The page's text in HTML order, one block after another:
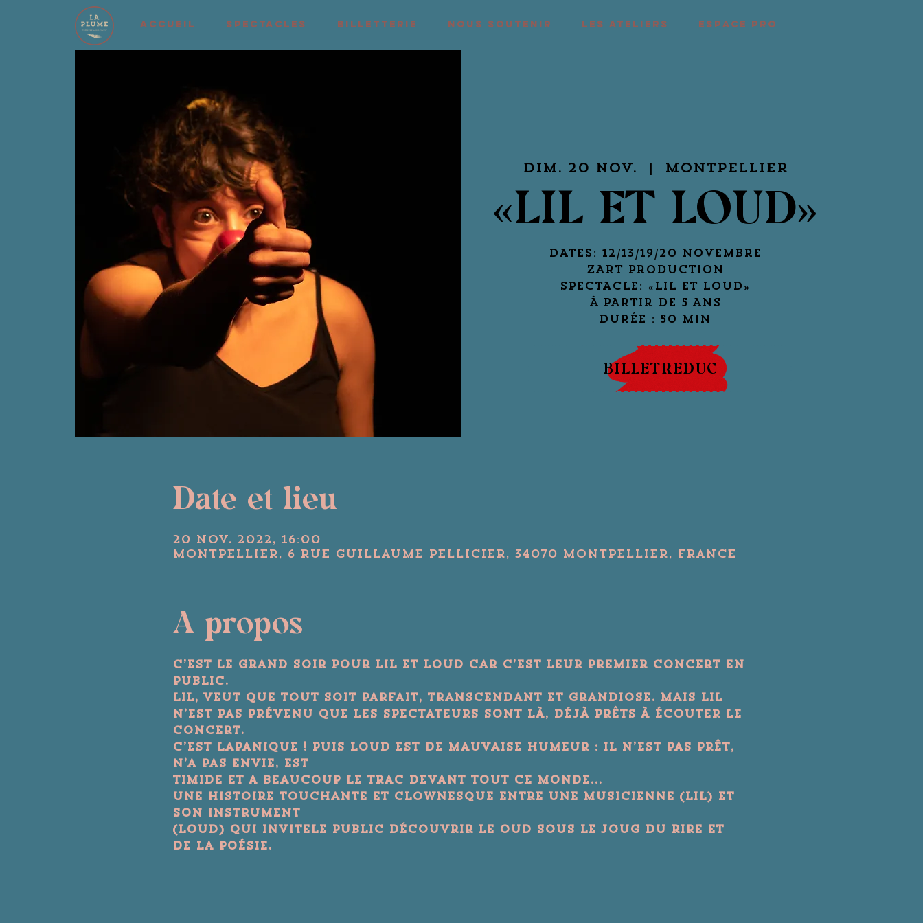
ACCUEIL SPECTACLES BILLETTERIE NOUS SOUTENIR LES ATELIERS ESPACE PRO
dim. 20 nov. Montpellier
«LIL ET LOUD»
DATES: 12/13/19/20 NOVEMBRE
ZART PRODUCTION
SPECTACLE: «LIL ET LOUD»
À PARTIR DE 5 ANS
DURÉE : 50 MIN
Date et lieu
20 nov. 2022, 16:00
Montpellier, 6 Rue Guillaume Pellicier, 34070 Montpellier, France
A propos
C’est le grand soir pour Lil et Loud car c’est leur premier concert en
public.
Lil, veut que tout soit parfait, transcendant et grandiose. Mais Lil
n’est pas prévenu que les spectateurs sont là, déjà prêts à écouter le
concert.
C’est lapanique ! Puis Loud est de mauvaise humeur : il n’est pas prêt,
n’a pas envie, est
timide et a beaucoup le trac devant tout ce monde...
Une histoire touchante et clownesque entre une musicienne (Lil) et
son instrument
(Loud) qui invitele public découvrir le Oud sous le joug du rire et
de la poésie.
BILLETREDUC